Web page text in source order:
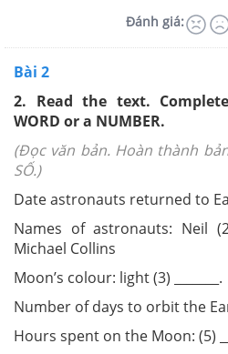
Đánh giá:
Bài 2
2. Read the text.
WORD or a NUMBER.
(Đọc văn bản. Hoàn thành
SỐ.)
Date astronauts returned to
Names of astronauts: Neil
Michael Collins
Moon’s colour: light (3) _______.
Number of days to orbit the
Hours spent on the Moon: (5)